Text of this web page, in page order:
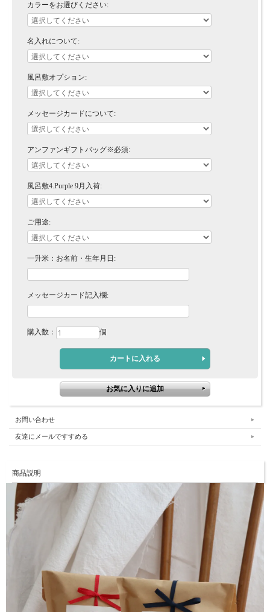
カラーをお選びください:
名入れについて:
風呂敷オプション:
メッセージカードについて:
アンファンギフトバッグ※必須:
風呂敷4.Purple 9月入荷:
ご用途:
一升米：お名前・生年月日:
メッセージカード記入欄:
購入数： 個
お問い合わせ
友達にメールですすめる
商品説明